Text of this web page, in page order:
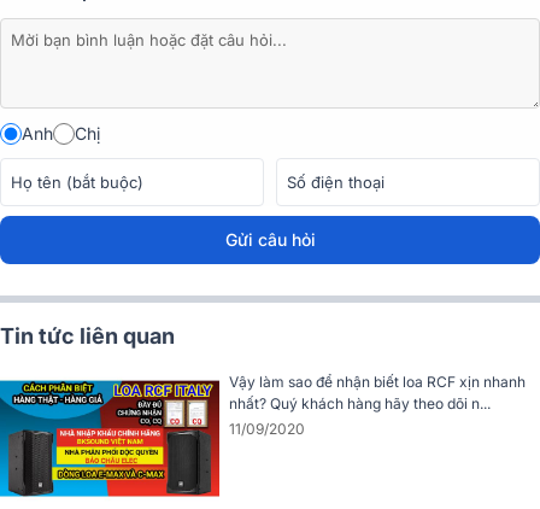
Cấu trúc chắc chắn và khả năng tản nhiệt hiệu quả giúp loa duy trì
hiệu suất ổn định và lâu dài ngay cả trong môi trường khắc nghiệt.
Đánh giá chất lượng của Loa RCF KX 08-A
Công suất mạnh mẽ vượt trội
Anh Chị
Gửi câu hỏi
Tin tức liên quan
Vậy làm sao để nhận biết loa RCF xịn nhanh
nhất? Quý khách hàng hãy theo dõi n...
11/09/2020